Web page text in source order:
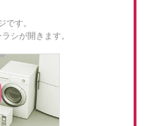
です。
シが開きます。